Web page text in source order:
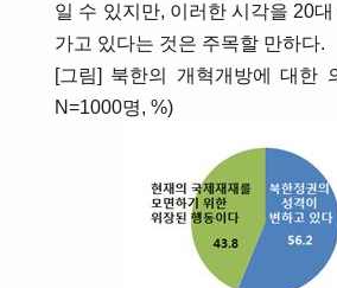
일 수 있지만, 이러한 시각을 20
가고 있다는 것은 주목할 만하다.
[그림] 북한의 개혁개방에 대한
N=1000명, %)